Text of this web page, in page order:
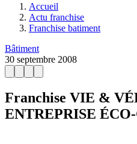
Accueil
Actu franchise
Franchise batiment
Bâtiment
30 septembre 2008
Franchise VIE &
ENTREPRISE